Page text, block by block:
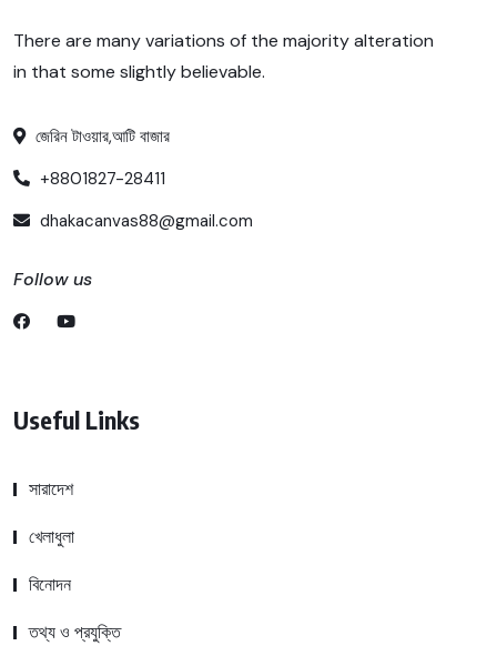
There are many variations of the majority alteration
in that some slightly believable.
জেরিন টাওয়ার,আটি বাজার
+8801827-28411
dhakacanvas88@gmail.com
Follow us
Useful Links
সারাদেশ
খেলাধুলা
বিনোদন
তথ্য ও প্রযুক্তি